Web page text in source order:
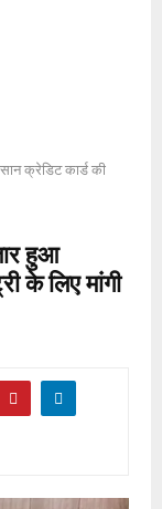
क्रेडिट कार्ड की
हुआ
के लिए मांगी